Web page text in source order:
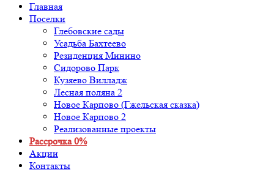
Главная
Поселки
Глебовские сады
Усадьба Бахтеево
Резиденция Минино
Сидорово Парк
Кузяево Вилладж
Лесная поляна 2
Новое Карпово (Гжельская сказка)
Новое Карпово 2
Реализованные проекты
Рассрочка 0%
Акции
Контакты